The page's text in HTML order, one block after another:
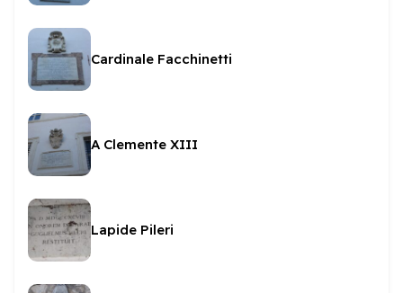
Cardinale Facchinetti
A Clemente XIII
Lapide Pileri